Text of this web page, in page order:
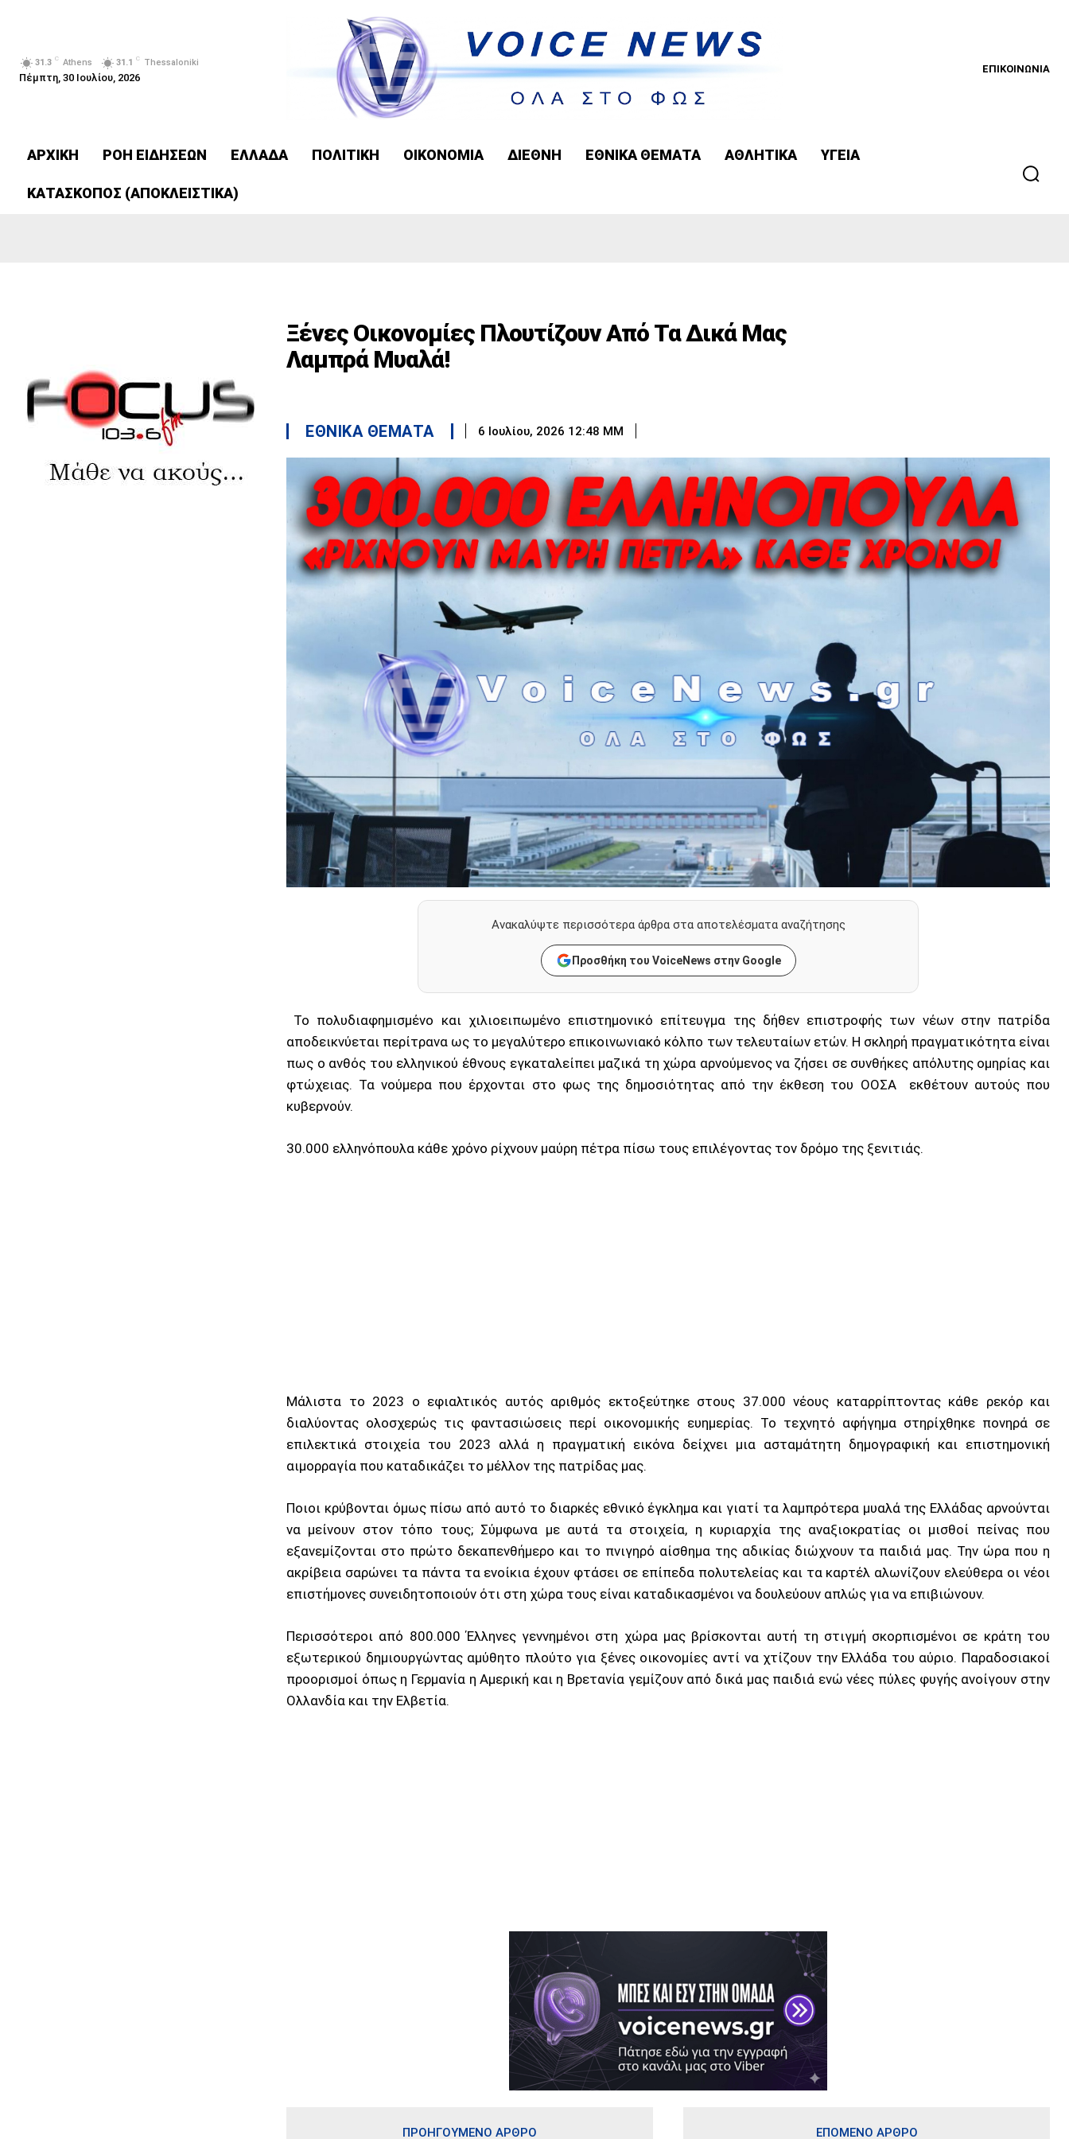
31.3 C Athens 31.1 C Thessaloniki
Πέμπτη, 30 Ιουλίου, 2026
ΕΠΙΚΟΙΝΩΝΙΑ
ΑΡΧΙΚΗ ΡΟΗ ΕΙΔΗΣΕΩΝ ΕΛΛΑΔΑ ΠΟΛΙΤΙΚΗ ΟΙΚΟΝΟΜΙΑ ΔΙΕΘΝΗ ΕΘΝΙΚΑ ΘΕΜΑΤΑ ΑΘΛΗΤΙΚΑ ΥΓΕΙΑ
ΚΑΤΑΣΚΟΠΟΣ (ΑΠΟΚΛΕΙΣΤΙΚΑ)
Ξένες Οικονομίες Πλουτίζουν Από Τα Δικά Μας
Λαμπρά Μυαλά!
ΕΘΝΙΚΑ ΘΕΜΑΤΑ 6 Ιουλίου, 2026 12:48 ΜΜ
Ανακαλύψτε περισσότερα άρθρα στα αποτελέσματα αναζήτησης
Προσθήκη του VoiceNews στην Google
Το πολυδιαφημισμένο και χιλιοειπωμένο επιστημονικό επίτευγμα της δήθεν επιστροφής των νέων στην πατρίδα
αποδεικνύεται περίτρανα ως το μεγαλύτερο επικοινωνιακό κόλπο των τελευταίων ετών. Η σκληρή πραγματικότητα είναι
πως ο ανθός του ελληνικού έθνους εγκαταλείπει μαζικά τη χώρα αρνούμενος να ζήσει σε συνθήκες απόλυτης ομηρίας και
φτώχειας. Τα νούμερα που έρχονται στο φως της δημοσιότητας από την έκθεση του ΟΟΣΑ εκθέτουν αυτούς που
κυβερνούν.
30.000 ελληνόπουλα κάθε χρόνο ρίχνουν μαύρη πέτρα πίσω τους επιλέγοντας τον δρόμο της ξενιτιάς.
Μάλιστα το 2023 ο εφιαλτικός αυτός αριθμός εκτοξεύτηκε στους 37.000 νέους καταρρίπτοντας κάθε ρεκόρ και
διαλύοντας ολοσχερώς τις φαντασιώσεις περί οικονομικής ευημερίας. Το τεχνητό αφήγημα στηρίχθηκε πονηρά σε
επιλεκτικά στοιχεία του 2023 αλλά η πραγματική εικόνα δείχνει μια ασταμάτητη δημογραφική και επιστημονική
αιμορραγία που καταδικάζει το μέλλον της πατρίδας μας.
Ποιοι κρύβονται όμως πίσω από αυτό το διαρκές εθνικό έγκλημα και γιατί τα λαμπρότερα μυαλά της Ελλάδας αρνούνται
να μείνουν στον τόπο τους; Σύμφωνα με αυτά τα στοιχεία, η κυριαρχία της αναξιοκρατίας οι μισθοί πείνας που
εξανεμίζονται στο πρώτο δεκαπενθήμερο και το πνιγηρό αίσθημα της αδικίας διώχνουν τα παιδιά μας. Την ώρα που η
ακρίβεια σαρώνει τα πάντα τα ενοίκια έχουν φτάσει σε επίπεδα πολυτελείας και τα καρτέλ αλωνίζουν ελεύθερα οι νέοι
επιστήμονες συνειδητοποιούν ότι στη χώρα τους είναι καταδικασμένοι να δουλεύουν απλώς για να επιβιώνουν.
Περισσότεροι από 800.000 Έλληνες γεννημένοι στη χώρα μας βρίσκονται αυτή τη στιγμή σκορπισμένοι σε κράτη του
εξωτερικού δημιουργώντας αμύθητο πλούτο για ξένες οικονομίες αντί να χτίζουν την Ελλάδα του αύριο. Παραδοσιακοί
προορισμοί όπως η Γερμανία η Αμερική και η Βρετανία γεμίζουν από δικά μας παιδιά ενώ νέες πύλες φυγής ανοίγουν στην
Ολλανδία και την Ελβετία.
ΠΡΟΗΓΟΥΜΕΝΟ ΑΡΘΡΟ ΕΠΟΜΕΝΟ ΑΡΘΡΟ